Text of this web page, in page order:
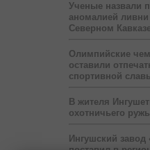
Ученые назвали
аномалией
Северном
Олимпийские
оставили
спортивной
В жителя
охотничьего
Ингушский